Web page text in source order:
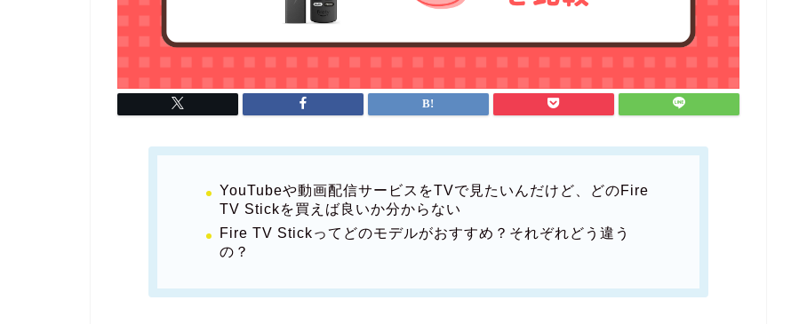
YouTubeや動画配信サービスをTVで見たいんだけど、どのFire
TV Stickを買えば良いか分からない
Fire TV Stickってどのモデルがおすすめ？それぞれどう違う
の？